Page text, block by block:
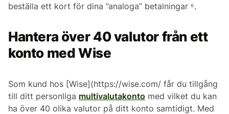
beställa ett kort för dina ”analoga” betalningar ⁶.
Hantera över 40 valutor från ett
konto med Wise
Som kund hos [Wise](https://wise.com/ får du tillgång
till ditt personliga multivalutakonto med vilket du kan
ha över 40 olika valutor på ditt konto samtidigt. Med